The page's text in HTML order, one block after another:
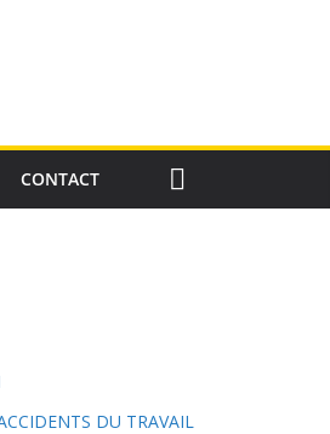
CONTACT
DU TRAVAIL